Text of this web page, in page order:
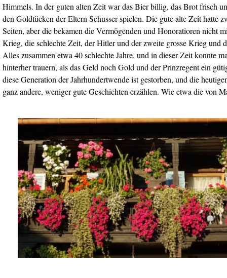
Himmels. In der guten alten Zeit war das Bier billig, das Brot frisch
den Goldtücken der Eltern Schusser spielen. Die gute alte Zeit hatte
Seiten, aber die bekamen die Vermögenden und Honoratioren nicht
Krieg, die schlechte Zeit, der Hitler und der zweite grosse Krieg und
Alles zusammen etwa 40 schlechte Jahre, und in dieser Zeit konnte
hinterher trauern, als das Geld noch Gold und der Prinzregent ein
diese Generation der Jahrhundertwende ist gestorben, und die
ganz andere, weniger gute Geschichten erzählen. Wie etwa die von